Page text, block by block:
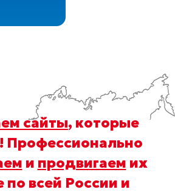
сайты, которые
Профессионально
и продвигаем их
по всей России и